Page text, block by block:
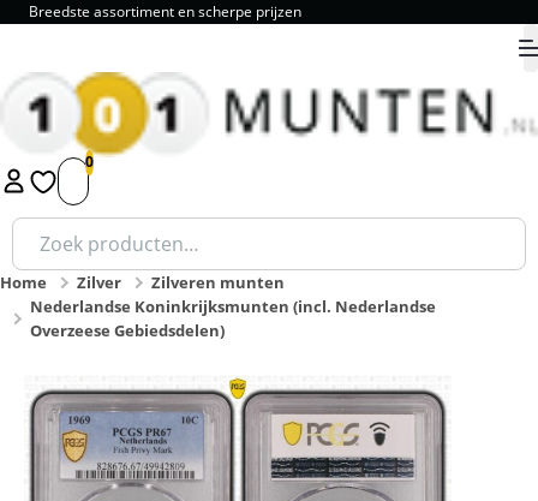
Breedste assortiment en scherpe prijzen
1 2 3 4 5 9.8
Zoeken
naar:
Home Zilver
Zilveren munten
Nederlandse Koninkrijksmunten (incl. Nederlandse
Overzeese Gebiedsdelen)